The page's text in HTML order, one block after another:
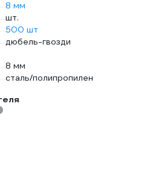
8 мм
шт.
500 шт
дюбель-гвозди
8 мм
сталь/полипропилен